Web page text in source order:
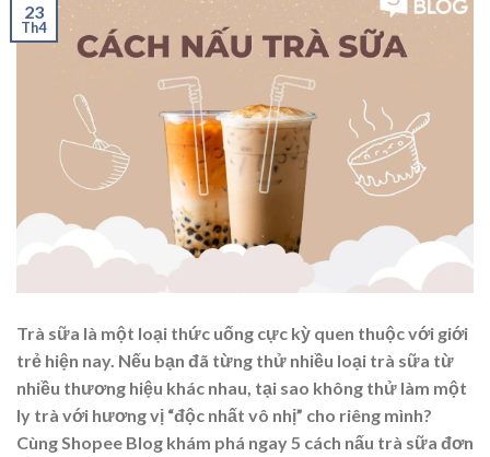
23
Th4
Trà sữa là một loại thức uống cực kỳ quen thuộc với giới
trẻ hiện nay. Nếu bạn đã từng thử nhiều loại trà sữa từ
nhiều thương hiệu khác nhau, tại sao không thử làm một
ly trà với hương vị “độc nhất vô nhị” cho riêng mình?
Cùng Shopee Blog khám phá ngay 5 cách nấu trà sữa đơn